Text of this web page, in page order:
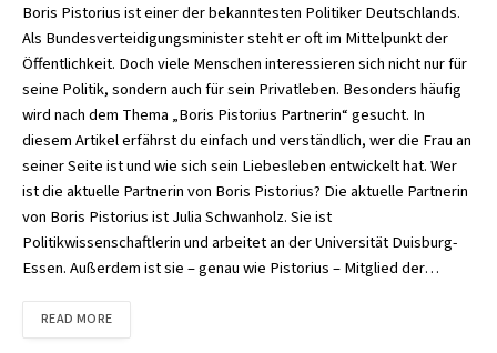
Boris Pistorius ist einer der bekanntesten Politiker Deutschlands.
Als Bundesverteidigungsminister steht er oft im Mittelpunkt der
Öffentlichkeit. Doch viele Menschen interessieren sich nicht nur für
seine Politik, sondern auch für sein Privatleben. Besonders häufig
wird nach dem Thema „Boris Pistorius Partnerin“ gesucht. In
diesem Artikel erfährst du einfach und verständlich, wer die Frau an
seiner Seite ist und wie sich sein Liebesleben entwickelt hat. Wer
ist die aktuelle Partnerin von Boris Pistorius? Die aktuelle Partnerin
von Boris Pistorius ist Julia Schwanholz. Sie ist
Politikwissenschaftlerin und arbeitet an der Universität Duisburg-
Essen. Außerdem ist sie – genau wie Pistorius – Mitglied der…
READ MORE